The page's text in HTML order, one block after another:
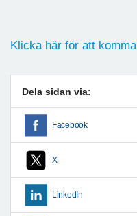
Klicka här för att
Dela sidan via:
Facebook
X
LinkedIn